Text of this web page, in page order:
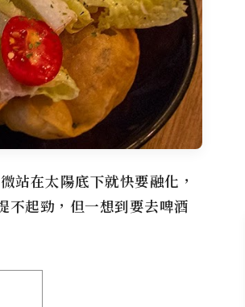
站在太陽底下就快要融化，
不起勁，但一想到要去啤酒